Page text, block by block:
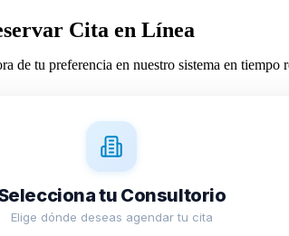
Cita en Línea
de tu preferencia en nuestro sistema en tiempo
tu Consultorio
Elige dónde deseas agendar tu cita